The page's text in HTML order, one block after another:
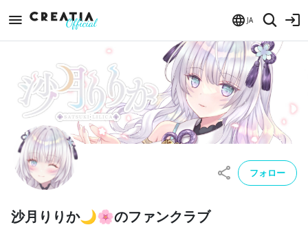
JA
沙月りりか🌙🌸のファンクラブ
フォロー